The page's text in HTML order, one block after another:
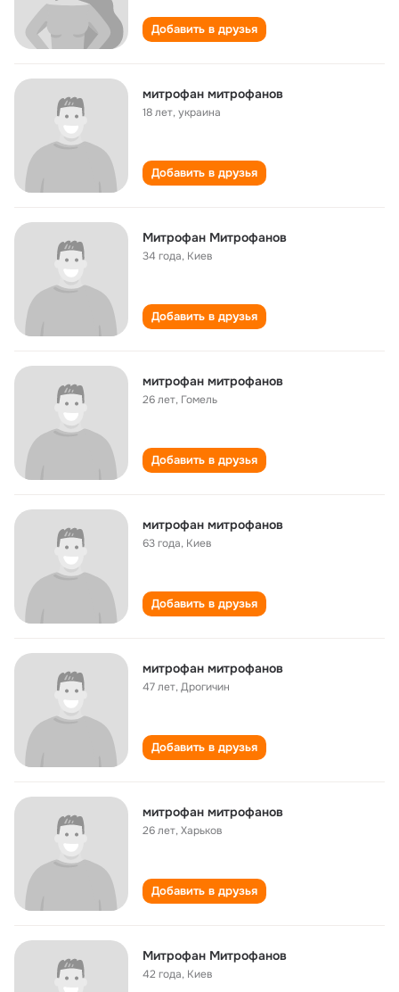
Добавить в друзья
митрофан митрофанов
18 лет,украина
Добавить в друзья
Митрофан Митрофанов
34 года, Киев
Добавить в друзья
митрофан митрофанов
26 лет, Гомель
Добавить в друзья
митрофан митрофанов
63 года, Киев
Добавить в друзья
митрофан митрофанов
47 лет,Дрогичин
Добавить в друзья
митрофан митрофанов
26 лет,Харьков
Добавить в друзья
Митрофан Митрофанов
42 года, Киев